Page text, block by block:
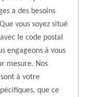
a des besoins
vous soyez situé
le code postal
engageons à vous
mesure. Nos
à votre
que ce